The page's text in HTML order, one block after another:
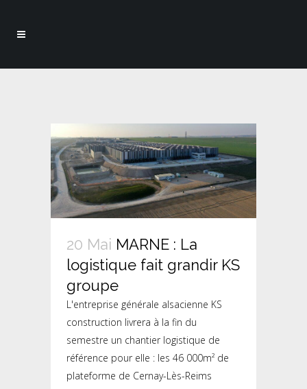
20 Mai MARNE : La
logistique fait grandir KS
groupe
L'entreprise générale alsacienne KS
construction livrera à la fin du
semestre un chantier logistique de
référence pour elle : les 46 000m² de
plateforme de Cernay-Lès-Reims